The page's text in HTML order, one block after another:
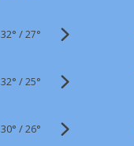
32° /27°
32° /25°
30° /26°